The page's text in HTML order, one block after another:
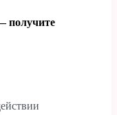
получите